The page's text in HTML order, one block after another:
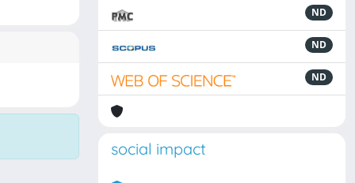
ND
ND
ND
social impact